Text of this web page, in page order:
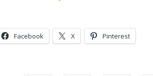
Facebook X Pinterest